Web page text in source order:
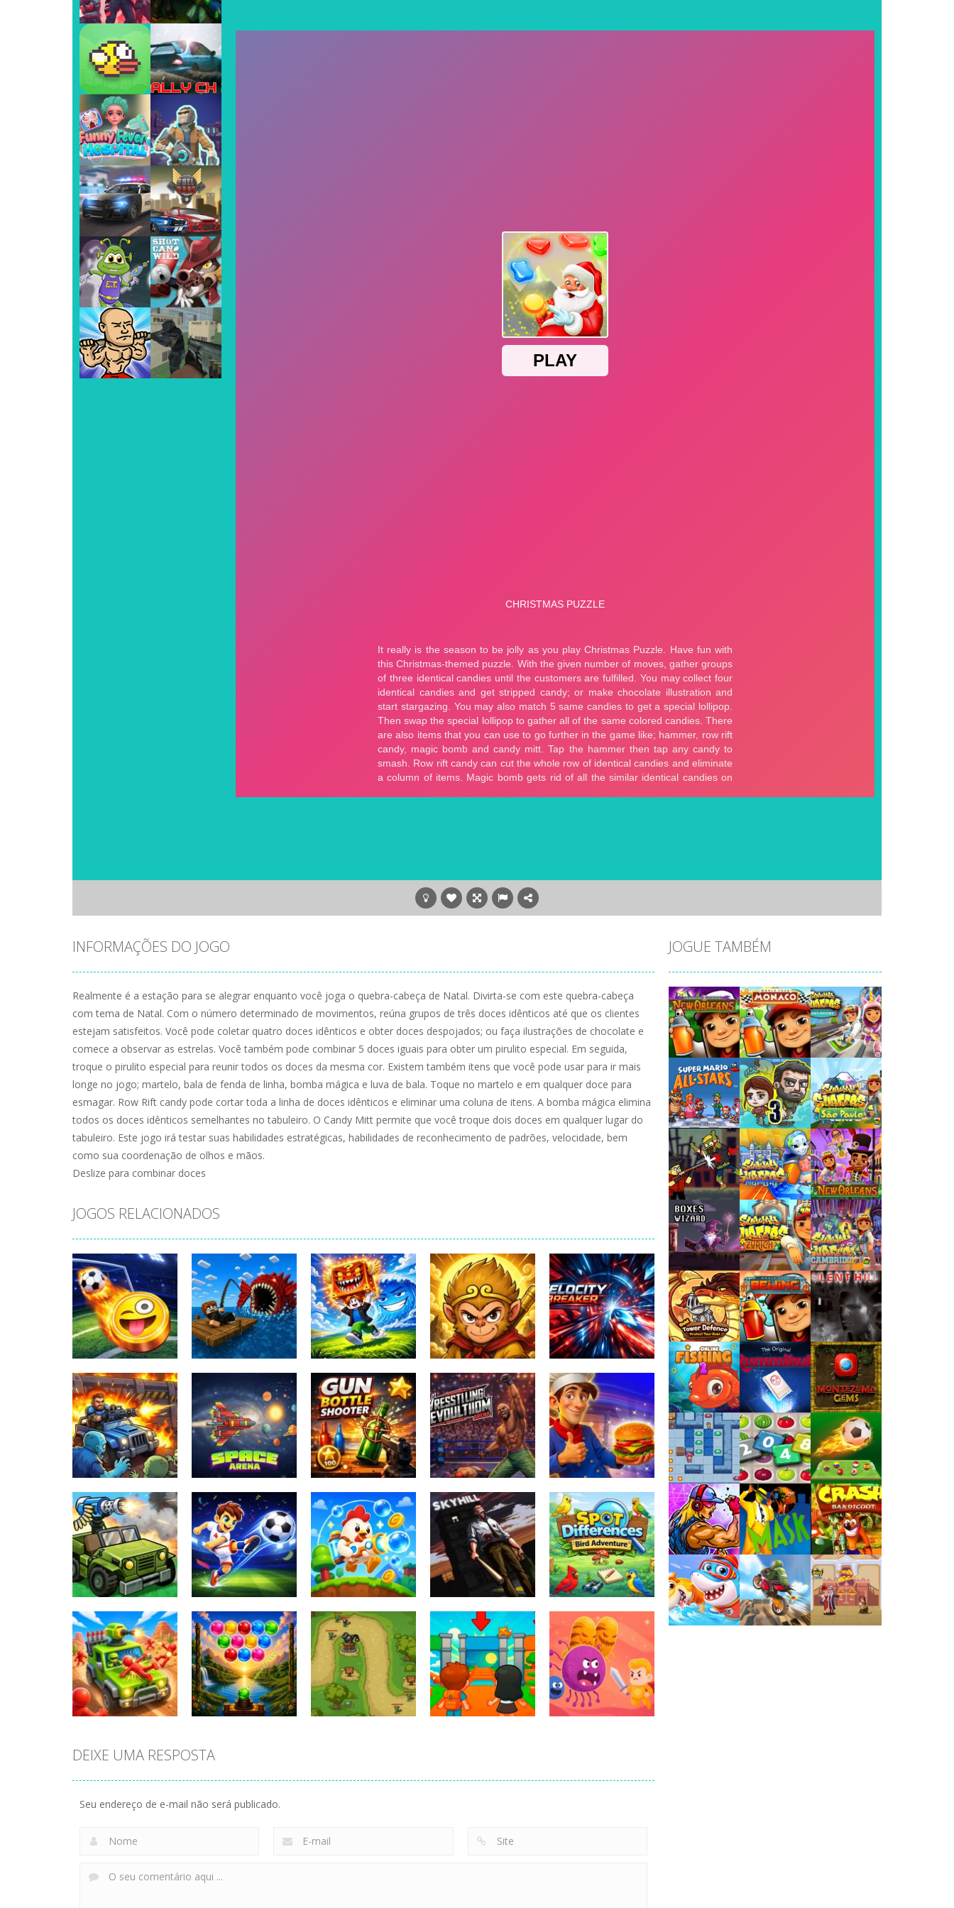
Super Bomberman
Play Play
Play Play
Play Play
Play Play
Play Play
INFORMAÇÕES DO JOGO
Realmente é a estação para se alegrar enquanto você joga o quebra-cabeça de Natal. Divirta-se com este quebra-cabeça
com tema de Natal. Com o número determinado de movimentos, reúna grupos de três doces idênticos até que os clientes
estejam satisfeitos. Você pode coletar quatro doces idênticos e obter doces despojados; ou faça ilustrações de chocolate e
comece a observar as estrelas. Você também pode combinar 5 doces iguais para obter um pirulito especial. Em seguida,
troque o pirulito especial para reunir todos os doces da mesma cor. Existem também itens que você pode usar para ir mais
longe no jogo; martelo, bala de fenda de linha, bomba mágica e luva de bala. Toque no martelo e em qualquer doce para
esmagar. Row Rift candy pode cortar toda a linha de doces idênticos e eliminar uma coluna de itens. A bomba mágica elimina
todos os doces idênticos semelhantes no tabuleiro. O Candy Mitt permite que você troque dois doces em qualquer lugar do
tabuleiro. Este jogo irá testar suas habilidades estratégicas, habilidades de reconhecimento de padrões, velocidade, bem
como sua coordenação de olhos e mãos.
Deslize para combinar doces
JOGOS RELACIONADOS
TIny Football Cup
2026
153
Fishing: Catch
the Secret
Brainrot
191
Obby Escape
from Tsunami
Brainrot
165
Meme
Myth:Wukong
136
Velocity Breaker
168
Zombie Defense:
Last Stand
136
Space Arena
164
Bottle Storm:
Elite Beach
164
Wrestling
Revolution Arena
141
Burger Here
149
Tank Strike
Wasteland Rogue
167
Football
Superstars 2026
143
Bubble Blasters
162
SKYHILL: Escape
From the
Skyscraper!
137
Spot Differences
Bird Adventure
152
145 166
DEIXE UMA RESPOSTA
Seu endereço de e-mail não será publicado.
JOGUE TAMBÉM
Jogaê Jogaê Jogaê
Jogaê Jogaê Jogaê
Jogaê Jogaê Jogaê
Jogaê Jogaê Jogaê
Jogaê Jogaê Jogaê
Jogaê Jogaê Jogaê
Jogaê Jogaê Jogaê
Jogaê Jogaê Jogaê